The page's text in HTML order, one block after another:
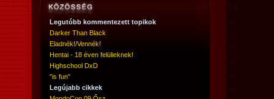
Legutóbb kommentezett topikok
Darker Than Black
Eladnék!/Vennék!
Hentai - 18 éven felülieknek!
Highschool DxD
"is fun"
Legújabb cikkek